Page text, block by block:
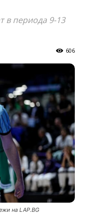
в периода 9-13
606
на LAP.BG